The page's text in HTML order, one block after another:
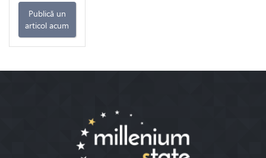
Publică un
articol acum